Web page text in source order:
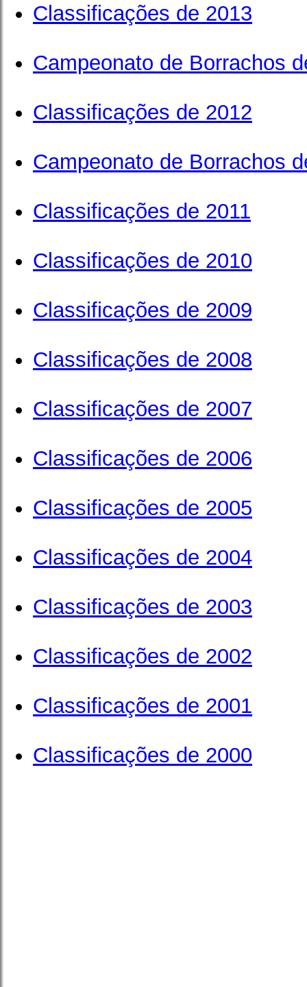
Classificações de 2013
Campeonato de Borrachos
Classificações de 2012
Campeonato de Borrachos
Classificações de 2011
Classificações de 2010
Classificações de 2009
Classificações de 2008
Classificações de 2007
Classificações de 2006
Classificações de 2005
Classificações de 2004
Classificações de 2003
Classificações de 2002
Classificações de 2001
Classificações de 2000